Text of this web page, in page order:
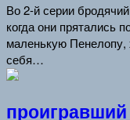
Во 2-й серии
когда они прятались
маленькую Пенелопу,
себя…
проигравший